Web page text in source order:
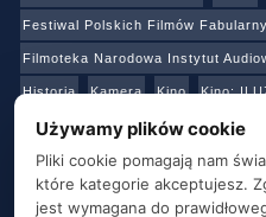
Festiwal Polskich Filmów
Filmoteka Narodowa Instytut
Historia Kamera Kino Kino:
Konkurs Netflix Online
Produkcja Produkcja: Polska
Telewizja Transmisja Video
Używamy plików cookie
Pliki cookie pomagają nam
które kategorie akceptujesz.
jest wymagana do